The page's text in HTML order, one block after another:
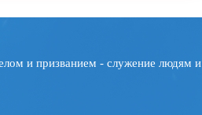
и призванием - служение людям и